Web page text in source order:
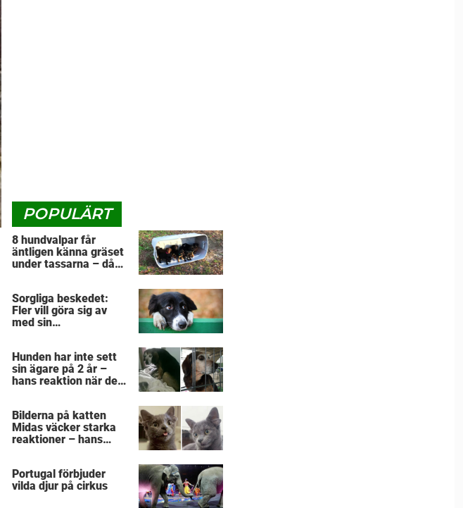
POPULÄRT
8 hundvalpar får
äntligen känna gräset
under tassarna – då
Sorgliga beskedet:
Fler vill göra sig av
med sin
Hunden har inte sett
sin ägare på 2 år –
hans reaktion när de
Bilderna på katten
Midas väcker starka
reaktioner – hans
Portugal förbjuder
vilda djur på cirkus